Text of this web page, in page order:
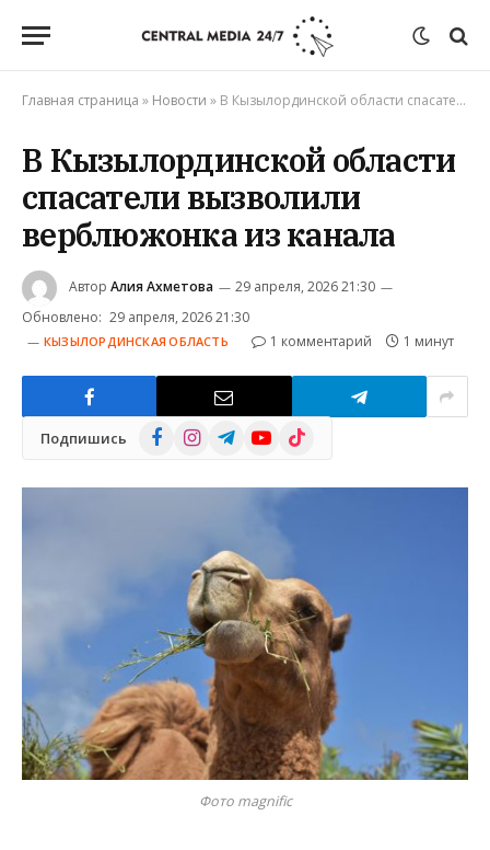
Главная страница » Новости » В Кызылординской области спасатели вызволили верблюжонка из канала
В Кызылординской области
спасатели вызволили
верблюжонка из канала
Автор Алия Ахметова
29 апреля, 2026 21:30
Обновлено: 29 апреля, 2026 21:30
КЫЗЫЛОРДИНСКАЯ ОБЛАСТЬ 1 комментарий 1 минут
Подпишись FacebookInstagramTelegramYouTube
TikTok
Фото magnific